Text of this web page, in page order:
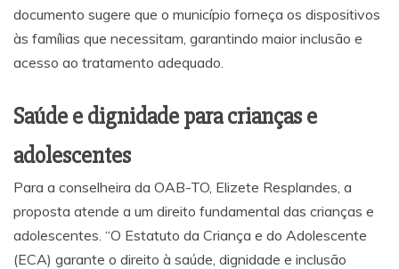
documento sugere que o município forneça os dispositivos
às famílias que necessitam, garantindo maior inclusão e
acesso ao tratamento adequado.
Saúde e dignidade para crianças e
adolescentes
Para a conselheira da OAB-TO, Elizete Resplandes, a
proposta atende a um direito fundamental das crianças e
adolescentes. “O Estatuto da Criança e do Adolescente
(ECA) garante o direito à saúde, dignidade e inclusão